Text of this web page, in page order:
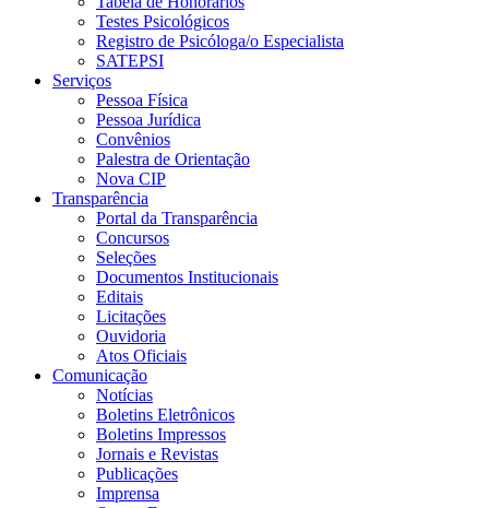
Testes Psicológicos
Registro de Psicóloga/o Especialista
SATEPSI
Serviços
Pessoa Física
Pessoa Jurídica
Convênios
Palestra de Orientação
Nova CIP
Transparência
Portal da Transparência
Concursos
Seleções
Documentos Institucionais
Editais
Licitações
Ouvidoria
Atos Oficiais
Comunicação
Notícias
Boletins Eletrônicos
Boletins Impressos
Jornais e Revistas
Publicações
Imprensa